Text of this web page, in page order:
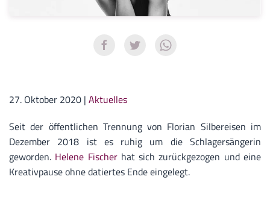
27. Oktober 2020 | Aktuelles
Seit der öffentlichen Trennung von Florian Silbereisen im
Dezember 2018 ist es ruhig um die Schlagersängerin
geworden. Helene Fischerhat sich zurückgezogen und eine
Kreativpause ohne datiertes Ende eingelegt.